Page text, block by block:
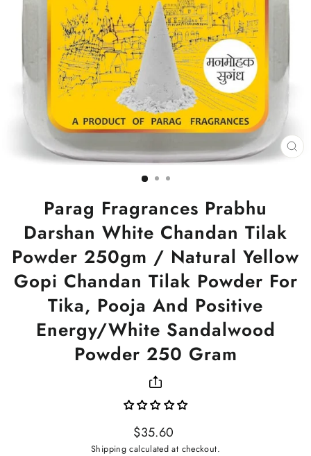
Parag Fragrances Prabhu
Darshan White Chandan Tilak
Powder 250gm / Natural Yellow
Gopi Chandan Tilak Powder For
Tika, Pooja And Positive
Energy/White Sandalwood
Powder 250 Gram
Regular
price
$35.60
Shipping calculated at checkout.